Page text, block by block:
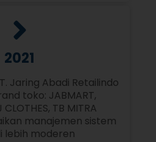
2021
Jaring Abadi Retailindo
toko: JABMART,
CLOTHES, TB MITRA
manajemen sistem
lebih moderen